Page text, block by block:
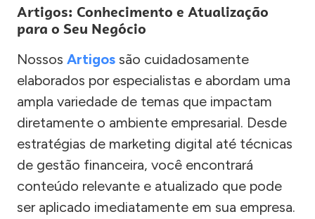
Artigos: Conhecimento e Atualização
para o Seu Negócio
Nossos Artigos são cuidadosamente
elaborados por especialistas e abordam uma
ampla variedade de temas que impactam
diretamente o ambiente empresarial. Desde
estratégias de marketing digital até técnicas
de gestão financeira, você encontrará
conteúdo relevante e atualizado que pode
ser aplicado imediatamente em sua empresa.